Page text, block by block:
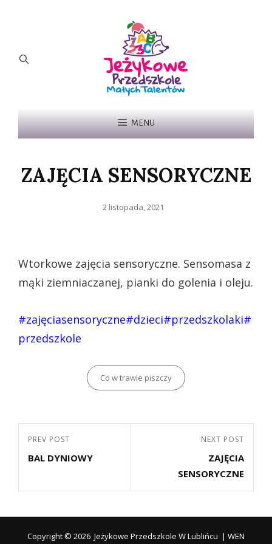
MENU
ZAJĘCIA SENSORYCZNE
Posted
2 listopada, 2021
Wtorkowe zajęcia sensoryczne. Sensomasa z
mąki ziemniaczanej, pianki do golenia i oleju.
#zajęciasensoryczne#dzieci#przedszkolaki#
przedszkole
Categories
Co w trawie piszczy
Nawigacja
wpisu
Previous
Post
PREV POST
BAL DYNIOWY
NEXT POST
ZAJĘCIA
SENSORYCZNE
Copyright © 2026 Jeżykowe Przedszkole W Lublińcu | WEN